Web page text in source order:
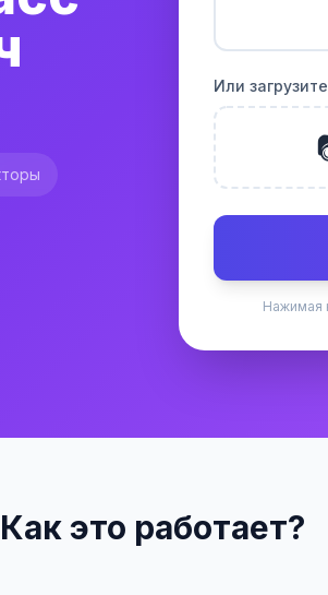
Или
Нажимая
Как это работает?